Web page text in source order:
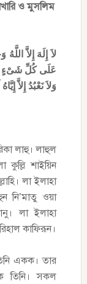
ও মুসলিম
لاَ إِلَهَ إِلاَّ
عَلَى كُلِّ شَىْءٍ
وَلاَ نَعْبُدُ إِلاَّ
লাহু। লাহুল
শাইয়িন
লা ইলাহা
নি’মাতু ওয়া
লা ইলাহা
কাফিরূন।
একক। তার
তিনি। সকল